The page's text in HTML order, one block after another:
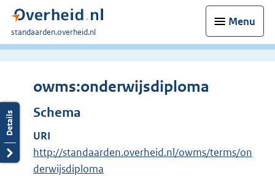
Menu
U
bent
standaarden.overheid.nl
owms:onderwijsdiploma
Schema
URI
http://standaarden.overheid.nl/owms/terms/on
derwijsdiploma